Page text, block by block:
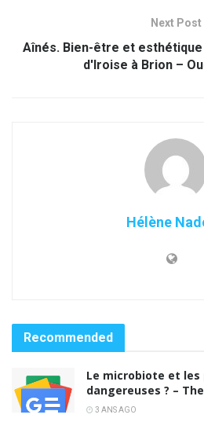
Next Post
Aînés. Bien-être et esthétique
d'Iroise à Brion –
Hélène
Recommended
Le microbiote et les
dangereuses ? –
3 ANS AGO